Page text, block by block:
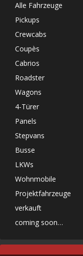
Alle Fahrzeuge
Pickups
Crewcabs
Coupès
Cabrios
Roadster
Wagons
4-Türer
Panels
Stepvans
Busse
LKWs
Wohnmobile
Projektfahrzeuge
verkauft
coming soon…